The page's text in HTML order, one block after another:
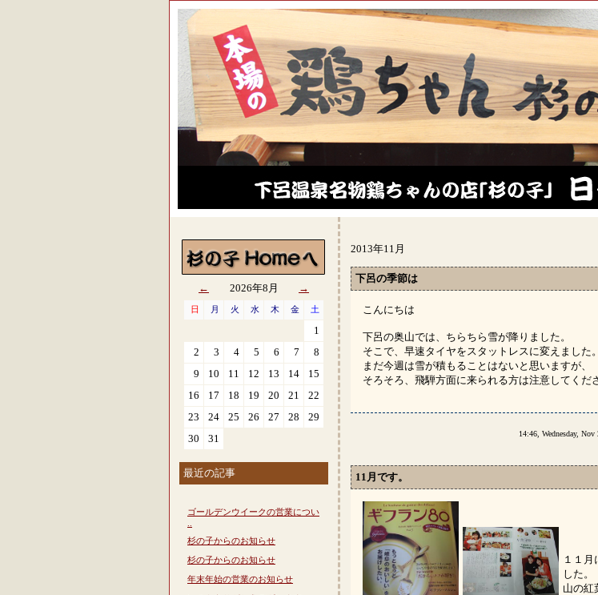
← 2026年8月 →
日 月 火 水 木 金 土
1
2
3 4 5 6 7
8
9
10 11 12 13 14
15
16
17 18 19 20 21
22
23
24 25 26 27 28
29
30
31
最近の記事
ゴールデンウイークの営業につい
杉の子からのお知らせ
杉の子からのお知らせ
年末年始の営業のお知らせ
2013年11月
下呂の季節は
こんにちは
下呂の奥山では、ちらちら雪が降りました。
そこで、早速タイヤをスタットレスに変えました。
まだ今週は雪が積もることはないと思いますが、
そろそろ、飛騨方面に来られる方は注意してくだ
14:46, Wednesday, Nov
11月です。
１１
した。
山の紅